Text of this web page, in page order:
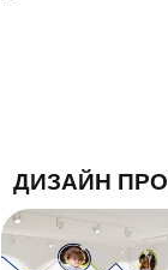
ДИЗАЙН